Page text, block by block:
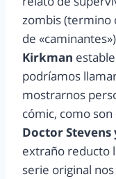
zombis (termino
de
Kirkman
podríamos
mostrarnos
cómic, como son
Doctor Stevens
extraño reducto
serie original